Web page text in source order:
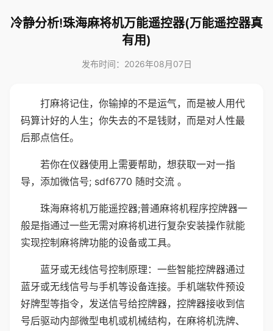
冷静分析!珠海麻将机万能遥控器(万能遥控器真
有用)
发布时间：2026年08月07日
打麻将记住，你输掉的不是运气，而是被人用代
码算计好的人生；你失去的不是钱财，而是对人性最
后那点信任。
若你在仪器使用上需要帮助，想获取一对一指
导，添加微信号; sdf6770 随时交流 。
珠海麻将机万能遥控器;普通麻将机程序控牌器一
般是指通过一些无需对麻将机进行复杂安装操作就能
实现控制麻将牌功能的设备或工具。
蓝牙或无线信号控制原理：一些智能控牌器通过
蓝牙或无线信号与手机等设备连接。手机端软件预设
好牌型等指令，发送信号给控牌器，控牌器接收到信
号后驱动内部微型电机或机械结构，在麻将机洗牌、